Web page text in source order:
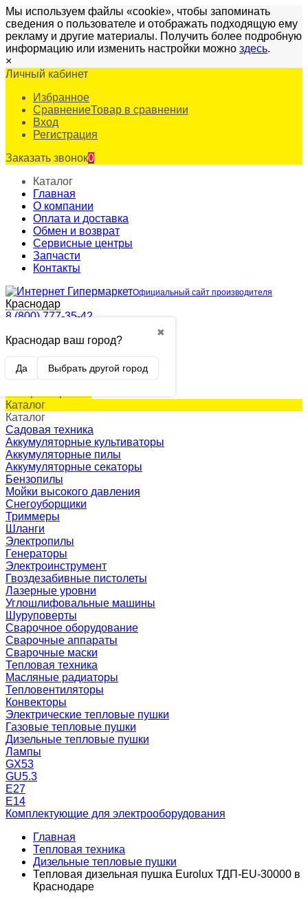
Мы используем файлы «cookie», чтобы запоминать
сведения о пользователе и отображать подходящую ему
рекламу и другие материалы. Получить более подробную
информацию или изменить настройки можно здесь.
×
Личный кабинет
Избранное
СравнениеТовар в сравнении
Вход
Регистрация
Заказать звонок0
Каталог
Главная
О компании
Оплата и доставка
Обмен и возврат
Сервисные центры
Запчасти
Контакты
Официальный сайт производителя
Краснодар
✖
Краснодар ваш город?
Да Выбрать другой город
8 (800) 777-35-42
0
0 p.
(пусто)
Каталог
Каталог
Садовая техника
Аккумуляторные культиваторы
Аккумуляторные пилы
Аккумуляторные секаторы
Бензопилы
Мойки высокого давления
Снегоуборщики
Триммеры
Шланги
Электропилы
Генераторы
Электроинструмент
Гвоздезабивные пистолеты
Лазерные уровни
Углошлифовальные машины
Шуруповерты
Сварочное оборудование
Сварочные аппараты
Сварочные маски
Тепловая техника
Масляные радиаторы
Тепловентиляторы
Конвекторы
Электрические тепловые пушки
Газовые тепловые пушки
Дизельные тепловые пушки
Лампы
GX53
GU5.3
Е27
Е14
Комплектующие для электрооборудования
Главная
Тепловая техника
Дизельные тепловые пушки
Тепловая дизельная пушка Eurolux ТДП-EU-30000 в
Краснодаре